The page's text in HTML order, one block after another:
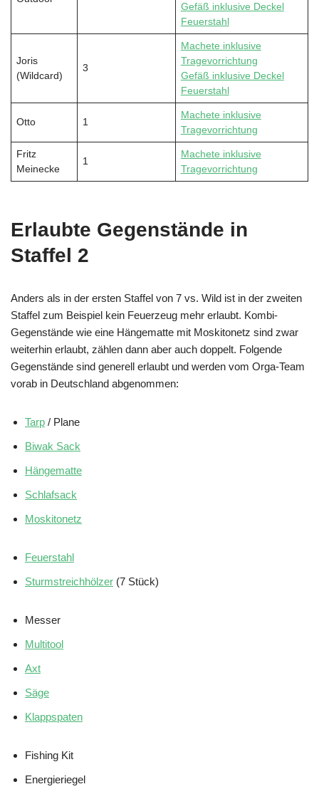
Gefäß inklusive Deckel
Feuerstahl
Joris
(Wildcard)
3
Machete inklusive
Tragevorrichtung
Gefäß inklusive Deckel
Feuerstahl
Otto 1
Machete inklusive
Tragevorrichtung
Fritz
Meinecke
1
Machete inklusive
Tragevorrichtung
Erlaubte Gegenstände in
Staffel 2
Anders als in der ersten Staffel von 7 vs. Wild ist in der zweiten
Staffel zum Beispiel kein Feuerzeug mehr erlaubt. Kombi-
Gegenstände wie eine Hängematte mit Moskitonetz sind zwar
weiterhin erlaubt, zählen dann aber auch doppelt. Folgende
Gegenstände sind generell erlaubt und werden vom Orga-Team
vorab in Deutschland abgenommen:
Tarp / Plane
Biwak Sack
Hängematte
Schlafsack
Moskitonetz
Feuerstahl
Sturmstreichhölzer (7 Stück)
Messer
Multitool
Axt
Säge
Klappspaten
Fishing Kit
Energieriegel